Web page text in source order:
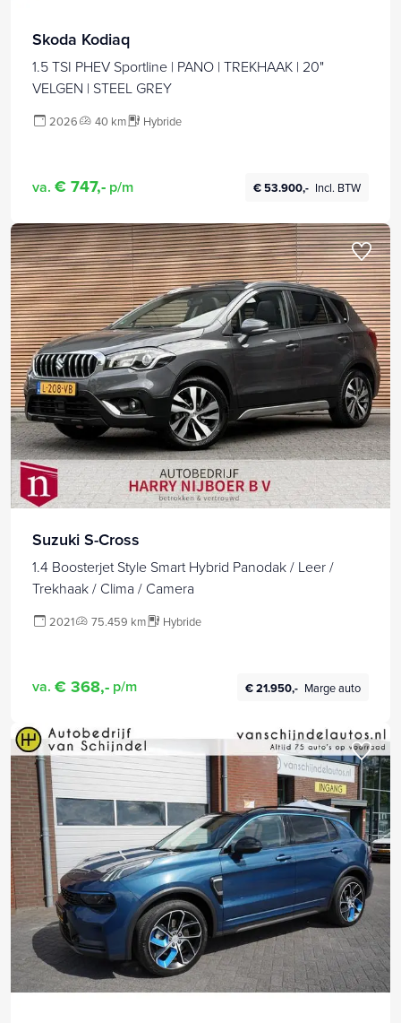
Skoda Kodiaq
1.5 TSI PHEV Sportline | PANO | TREKHAAK | 20"
VELGEN | STEEL GREY
2026 40 km Hybride
va. € 747,- p/m € 53.900,- Incl. BTW
Suzuki S-Cross
1.4 Boosterjet Style Smart Hybrid Panodak / Leer /
Trekhaak / Clima / Camera
2021 75.459 km Hybride
va. € 368,- p/m € 21.950,- Marge auto